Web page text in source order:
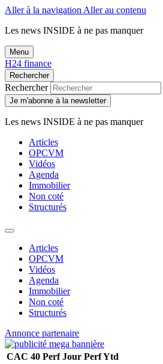
Aller à la navigation Aller au contenu
Les news INSIDE à ne pas manquer
Menu
H24 finance
Rechercher
Rechercher
Je m'abonne à la newsletter
Les news INSIDE à ne pas manquer
Articles
OPCVM
Vidéos
Agenda
Immobilier
Non coté
Structurés
Articles
OPCVM
Vidéos
Agenda
Immobilier
Non coté
Structurés
Annonce partenaire
CAC 40 Perf Jour Perf Ytd